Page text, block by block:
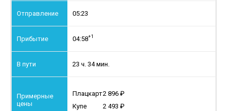
05:23
04:58+1
23 ч. 34 мин.
Плацкарт2 896
Купе
2 493